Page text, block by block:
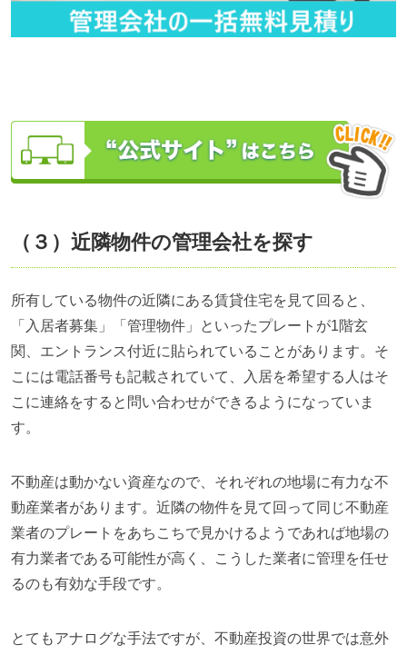
（３）近隣物件の管理会社を探す
所有している物件の近隣にある賃貸住宅を見て回ると、
「入居者募集」「管理物件」といったプレートが1階玄
関、エントランス付近に貼られていることがあります。そ
こには電話番号も記載されていて、入居を希望する人はそ
こに連絡をすると問い合わせができるようになっていま
す。
不動産は動かない資産なので、それぞれの地場に有力な不
動産業者があります。近隣の物件を見て回って同じ不動産
業者のプレートをあちこちで見かけるようであれば地場の
有力業者である可能性が高く、こうした業者に管理を任せ
るのも有効な手段です。
とてもアナログな手法ですが、不動産投資の世界では意外